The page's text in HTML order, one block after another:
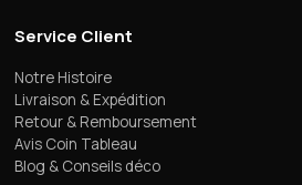
Service Client
Notre Histoire
Livraison & Expédition
Retour & Remboursement
Avis Coin Tableau
Blog & Conseils déco